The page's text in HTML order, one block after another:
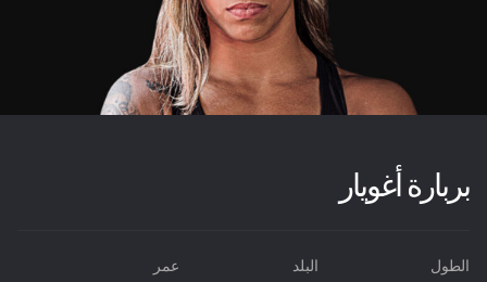
بربارة أغويار
الطول البلد عمر